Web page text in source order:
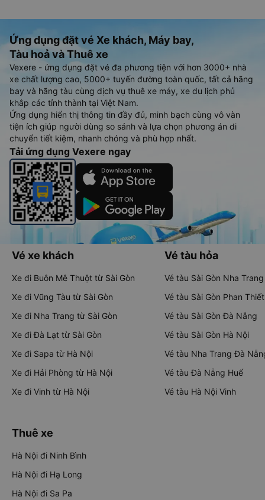
Ứng dụng đặt vé Xe khách, Máy bay,
Tàu hoả và Thuê xe
Vexere - ứng dụng đặt vé đa phương tiện với hơn 3000+ nhà
xe chất lượng cao, 5000+ tuyến đường toàn quốc, tất cả hãng
bay và hãng tàu cùng dịch vụ thuê xe máy, xe du lịch phủ
khắp các tỉnh thành tại Việt Nam.
Ứng dụng hiển thị thông tin đầy đủ, minh bạch cùng vô vàn
tiện ích giúp người dùng so sánh và lựa chọn phương án di
chuyển tiết kiệm, nhanh chóng và phù hợp nhất.
Tải ứng dụng Vexere ngay
Vé xe khách
Xe đi Buôn Mê Thuột từ Sài Gòn
Xe đi Vũng Tàu từ Sài Gòn
Xe đi Nha Trang từ Sài Gòn
Xe đi Đà Lạt từ Sài Gòn
Xe đi Sapa từ Hà Nội
Xe đi Hải Phòng từ Hà Nội
Xe đi Vinh từ Hà Nội
Vé tàu hỏa
Vé tàu Sài Gòn Nha Trang
Vé tàu Sài Gòn Phan Thiết
Vé tàu Sài Gòn Đà Nẵng
Vé tàu Sài Gòn Hà Nội
Vé tàu Nha Trang Đà
Vé tàu Đà Nẵng Huế
Vé tàu Hà Nội Vinh
Thuê xe
Hà Nội đi Ninh Bình
Hà Nội đi Hạ Long
Hà Nội đi Sa Pa